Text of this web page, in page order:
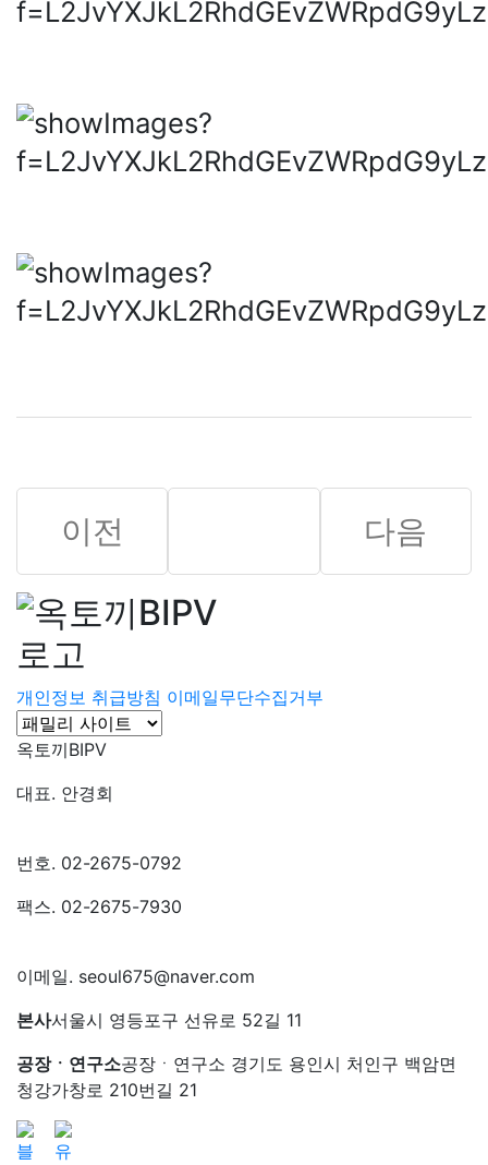
이전 다음
개인정보 취급방침 이메일무단수집거부
옥토끼BIPV
대표. 안경회
번호. 02-2675-0792
팩스. 02-2675-7930
이메일. seoul675@naver.com
본사서울시 영등포구 선유로 52길 11
공장ㆍ연구소공장ㆍ연구소 경기도 용인시 처인구 백암면
청강가창로 210번길 21